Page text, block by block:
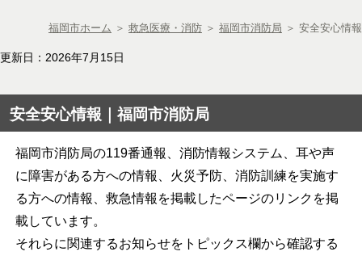
福岡市ホーム ＞ 救急医療・消防 ＞ 福岡市消防局 ＞ 安全安心情報
更新日：2026年7月15日
安全安心情報｜福岡市消防局
福岡市消防局の119番通報、消防情報システム、耳や声
に障害がある方への情報、火災予防、消防訓練を実施す
る方への情報、救急情報を掲載したページのリンクを掲
載しています。
それらに関連するお知らせをトピックス欄から確認する